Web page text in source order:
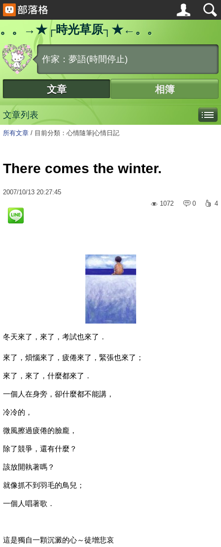
。。→★┌時光草原┐★←。。
作家：夢語(時間停止)
文章 相簿
文章列表
所有文章 / 目前分類：心情隨筆|心情日記
There comes the winter.
2007/10/13 20:27:45
1072
0 4
冬天來了，來了，考試也來了．
來了，煩惱來了，疲倦來了，緊張也來了；
來了，來了，什麼都來了．
一個人在身旁，卻什麼都不能講，
冷冷的，
微風擦過疲倦的臉龐，
除了競爭，還有什麼？
該放開執著嗎？
就像抓不到羽毛的鳥兒；
一個人唱著歌．
這是獨自一顆沉澱的心～徒增悲哀